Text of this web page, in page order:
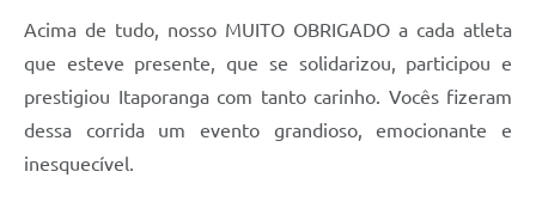
Acima de tudo, nosso MUITO OBRIGADO a cada atleta
que esteve presente, que se solidarizou, participou e
prestigiou Itaporanga com tanto carinho. Vocês fizeram
dessa corrida um evento grandioso, emocionante e
inesquecível.